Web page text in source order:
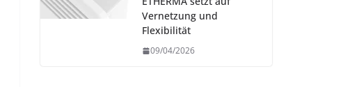
Vernetzung und
Flexibilität
09/04/2026